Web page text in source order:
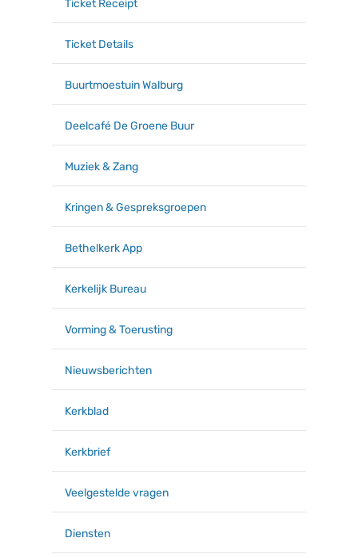
Ticket Receipt
Ticket Details
Buurtmoestuin Walburg
Deelcafé De Groene Buur
Muziek & Zang
Kringen & Gespreksgroepen
Bethelkerk App
Kerkelijk Bureau
Vorming & Toerusting
Nieuwsberichten
Kerkblad
Kerkbrief
Veelgestelde vragen
Diensten